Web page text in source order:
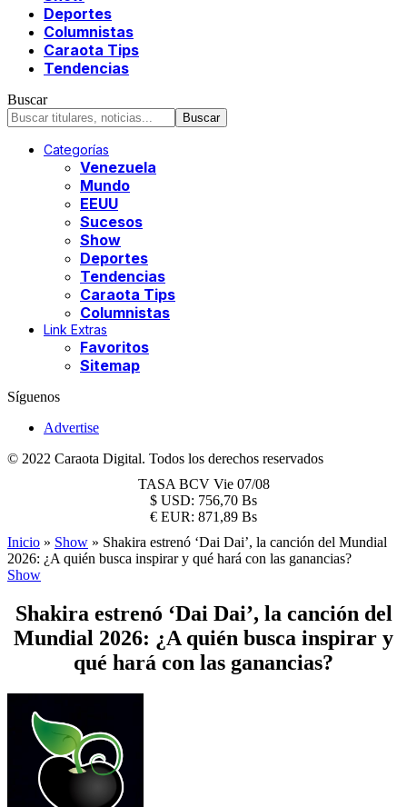
Deportes
Columnistas
Caraota Tips
Tendencias
Buscar
Categorías
Venezuela
Mundo
EEUU
Sucesos
Show
Deportes
Tendencias
Caraota Tips
Columnistas
Link Extras
Favoritos
Sitemap
Síguenos
Advertise
© 2022 Caraota Digital. Todos los derechos reservados
TASA BCV Vie 07/08
$ USD: 756,70 Bs
€ EUR: 871,89 Bs
Inicio » Show » Shakira estrenó ‘Dai Dai’, la canción del Mundial
2026: ¿A quién busca inspirar y qué hará con las ganancias?
Show
Shakira estrenó ‘Dai Dai’, la canción del
Mundial 2026: ¿A quién busca inspirar y
qué hará con las ganancias?